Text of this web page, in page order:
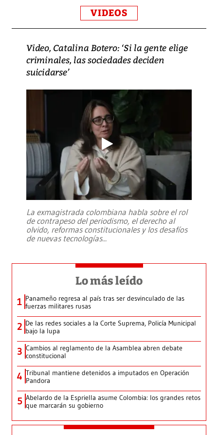
VIDEOS
Video, Catalina Botero: ‘Si la gente elige
criminales, las sociedades deciden
suicidarse’
La exmagistrada colombiana habla sobre el rol
de contrapeso del periodismo, el derecho al
olvido, reformas constitucionales y los desafíos
de nuevas tecnologías...
Lo más leído
1 Panameño regresa al país tras ser desvinculado de las
fuerzas militares rusas
2 De las redes sociales a la Corte Suprema, Policía Municipal
bajo la lupa
3 Cambios al reglamento de la Asamblea abren debate
constitucional
4 Tribunal mantiene detenidos a imputados en Operación
Pandora
5 Abelardo de la Espriella asume Colombia: los grandes retos
que marcarán su gobierno